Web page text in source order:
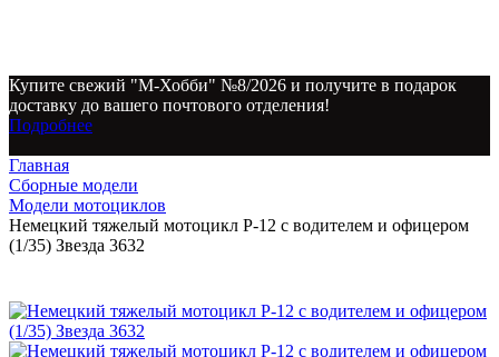
Купите свежий "М-Хобби" №8/2026 и получите в подарок
доставку до вашего почтового отделения!
Подробнее
Главная
Сборные модели
Модели мотоциклов
Немецкий тяжелый мотоцикл Р-12 с водителем и офицером
(1/35) Звезда 3632